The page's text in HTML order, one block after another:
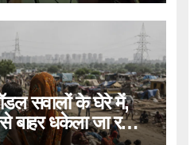
सवालों के घेरे में,
बाहर धकेला जा रहा